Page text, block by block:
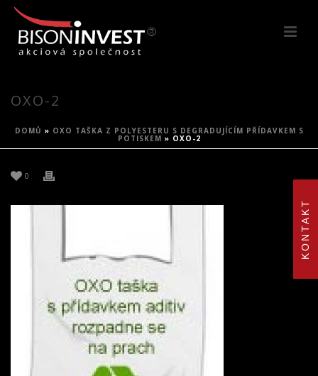
KONTAKT
OXO-2
DOMŮ » OXO TAŠKA Z POLYESTERU S DEGRADUJÍCÍM PŘÍDAVKEM S
POTISKEM » OXO-2
0